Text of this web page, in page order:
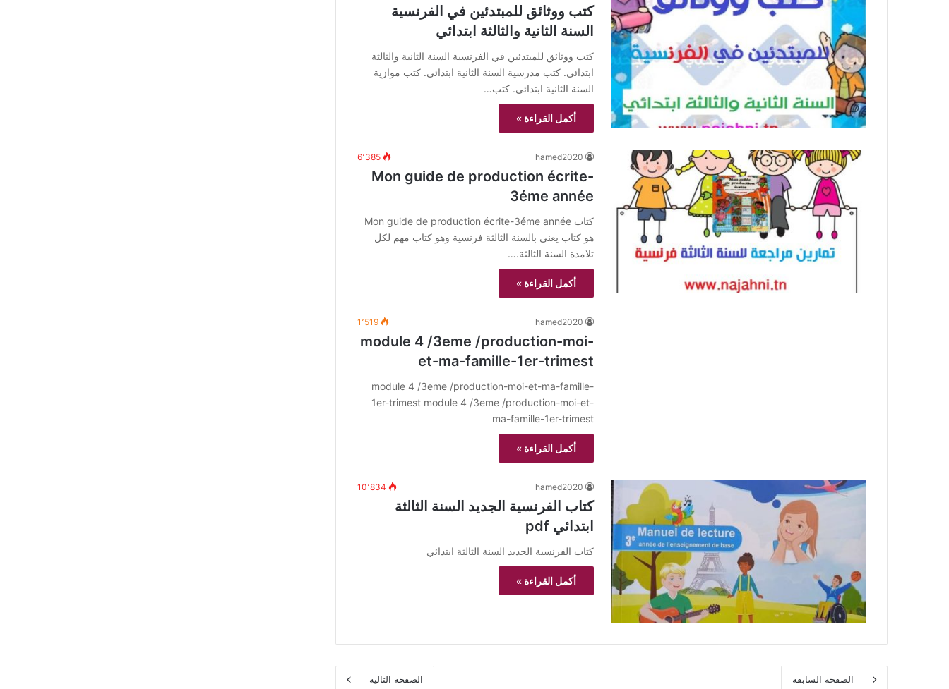
كتب ووثائق للمبتدئين في الفرنسية
السنة الثانية والثالثة ابتدائي
كتب ووثائق للمبتدئين في الفرنسية السنة الثانية والثالثة
ابتدائي. كتب مدرسية السنة الثانية ابتدائي. كتب موازية
السنة الثانية ابتدائي. كتب…
أكمل القراءة »
hamed2020 6٬385
Mon guide de production écrite-
3éme année
كتاب Mon guide de production écrite-3éme année
هو كتاب يعنى بالسنة الثالثة فرنسية وهو كتاب مهم لكل
تلامذة السنة الثالثة.…
أكمل القراءة »
hamed2020 1٬519
module 4 /3eme /production-moi-
et-ma-famille-1er-trimest
module 4 /3eme /production-moi-et-ma-famille-
1er-trimest module 4 /3eme /production-moi-et-
ma-famille-1er-trimest
أكمل القراءة »
hamed2020 10٬834
كتاب الفرنسية الجديد السنة الثالثة
ابتدائي pdf
كتاب الفرنسية الجديد السنة الثالثة ابتدائي
أكمل القراءة »
الصفحة السابقة الصفحة التالية